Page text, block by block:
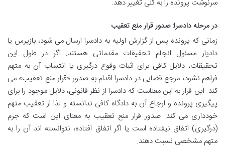
سرنوشت پرونده را به کلی تغییر دهد.
در مرحله دادسرا: صدور قرار منع تعقیب
زمانی که پرونده پس از گزارش اولیه به دادسرا ارسال می شود، بازپرس یا
دادیار مسئول انجام تحقیقات مقدماتی هستند. اگر در طول این
تحقیقات، دلایل کافی برای اثبات وقوع درگیری یا انتساب آن به متهم
فراهم نشود، مرجع قضایی در دادسرا اقدام به صدور «قرار منع تعقیب» می
کند. این قرار به این معناست که دادسرا از نظر قانونی، دلایل موجود را برای
پیگیری پرونده و ارجاع آن به دادگاه کافی ندانسته و لذا از تعقیب متهم
خودداری می کند. صدور قرار منع تعقیب به معنای این است که جرم
(درگیری) اتفاق نیفتاده است یا اگر اتفاق افتاده، نتوانسته اند آن را به
متهم مشخصی نسبت دهند.